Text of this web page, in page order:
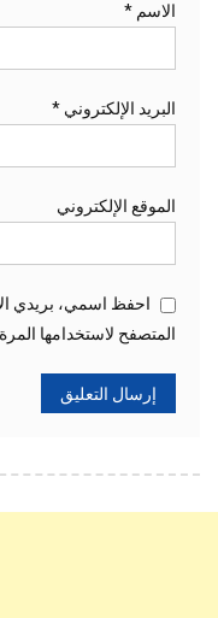
الاسم *
البريد الإلكتروني *
الموقع الإلكتروني
احفظ اسمي، بريدي
المتصفح لاستخدامها